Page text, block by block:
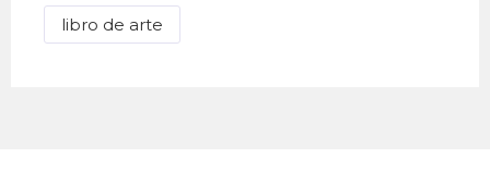
libro de arte